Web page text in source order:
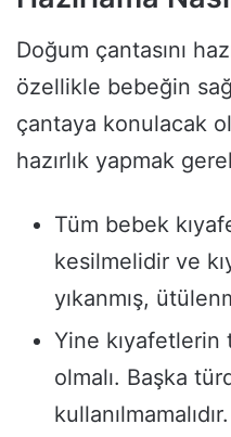
Doğum çantasını
özellikle bebeğin
çantaya konulacak
hazırlık yapmak
Tüm bebek
kesilmelidir ve
yıkanmış,
Yine kıyafetlerin
olmalı. Başka
kullanılmamalıdır.